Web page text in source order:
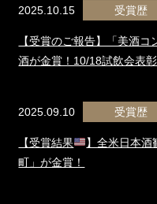
2025.10.15 受賞歴
【受賞のご報告】「美酒
酒が金賞！10/18試飲会表
2025.09.10 受賞歴
【受賞結果
】全米日本酒
町」が金賞！